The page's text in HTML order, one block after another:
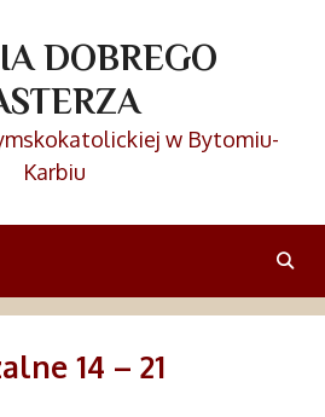
DOBREGO
w Bytomiu-
Karbiu
14 – 21